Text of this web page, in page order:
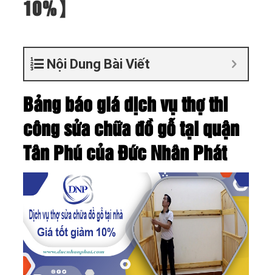
10%】
Nội Dung Bài Viết
Bảng báo giá dịch vụ thợ thi
công sửa chữa đồ gỗ tại quận
Tân Phú của Đức Nhân Phát